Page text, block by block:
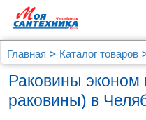
Главная Каталог товаров
Раковины
раковины) в